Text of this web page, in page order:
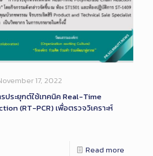
17, 2022
ประยุกต์ใช้เทคนิค Real-Time
(RT-PCR) เพื่อตรวจวิเคราะห์
Read more